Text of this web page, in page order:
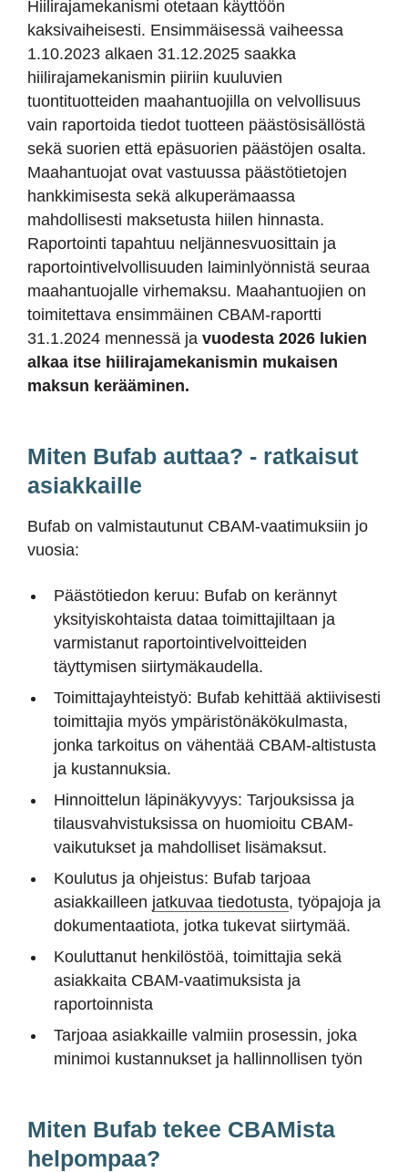
Hiilirajamekanismi otetaan käyttöön
kaksivaiheisesti. Ensimmäisessä vaiheessa
1.10.2023 alkaen 31.12.2025 saakka
hiilirajamekanismin piiriin kuuluvien
tuontituotteiden maahantuojilla on velvollisuus
vain raportoida tiedot tuotteen päästösisällöstä
sekä suorien että epäsuorien päästöjen osalta.
Maahantuojat ovat vastuussa päästötietojen
hankkimisesta sekä alkuperämaassa
mahdollisesti maksetusta hiilen hinnasta.
Raportointi tapahtuu neljännesvuosittain ja
raportointivelvollisuuden laiminlyönnistä seuraa
maahantuojalle virhemaksu. Maahantuojien on
toimitettava ensimmäinen CBAM-raportti
31.1.2024 mennessä ja vuodesta 2026 lukien
alkaa itse hiilirajamekanismin mukaisen
maksun kerääminen.
Miten Bufab auttaa? - ratkaisut
asiakkaille
Bufab on valmistautunut CBAM-vaatimuksiin jo
vuosia:
Päästötiedon keruu: Bufab on kerännyt
yksityiskohtaista dataa toimittajiltaan ja
varmistanut raportointivelvoitteiden
täyttymisen siirtymäkaudella.
Toimittajayhteistyö: Bufab kehittää aktiivisesti
toimittajia myös ympäristönäkökulmasta,
jonka tarkoitus on vähentää CBAM-altistusta
ja kustannuksia.
Hinnoittelun läpinäkyvyys: Tarjouksissa ja
tilausvahvistuksissa on huomioitu CBAM-
vaikutukset ja mahdolliset lisämaksut.
Koulutus ja ohjeistus: Bufab tarjoaa
asiakkailleen jatkuvaa tiedotusta, työpajoja ja
dokumentaatiota, jotka tukevat siirtymää.
Kouluttanut henkilöstöä, toimittajia sekä
asiakkaita CBAM-vaatimuksista ja
raportoinnista
Tarjoaa asiakkaille valmiin prosessin, joka
minimoi kustannukset ja hallinnollisen työn
Miten Bufab tekee CBAMista
helpompaa?